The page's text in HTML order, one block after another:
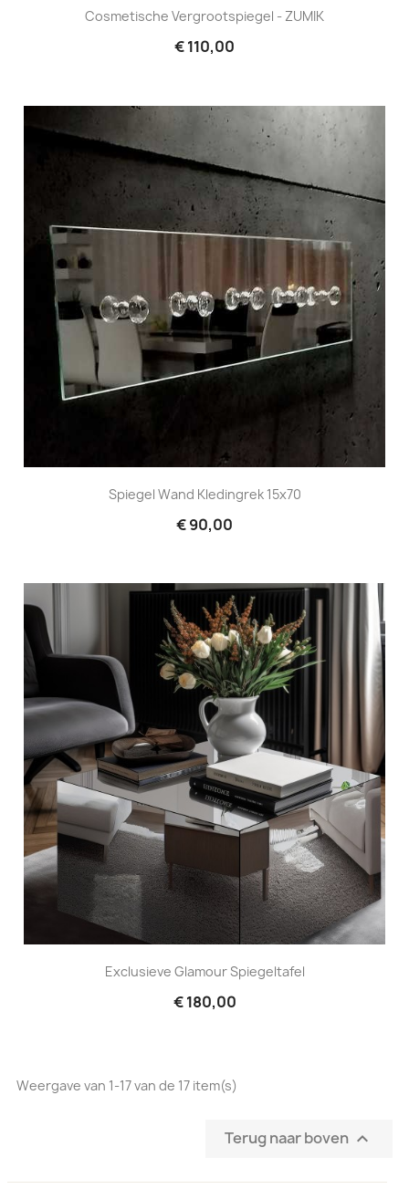
Cosmetische Vergrootspiegel - ZUMIK
€ 110,00
Spiegel Wand Kledingrek 15x70
€ 90,00
Exclusieve Glamour Spiegeltafel
€ 180,00
Weergave van 1-17 van de 17 item(s)
Terug naar boven 